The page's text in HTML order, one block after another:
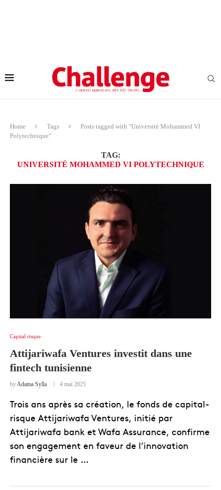
Home Tags
Posts tagged with "Université Mohammed VI
Polytechnique"
TAG:
UNIVERSITÉ MOHAMMED VI POLYTECHNIQUE
Capital risque
Attijariwafa Ventures investit dans une
fintech tunisienne
byAdama Sylla 4 mai 2025
Trois ans après sa création, le fonds de capital-
risque Attijariwafa Ventures, initié par
Attijariwafa bank et Wafa Assurance, confirme
son engagement en faveur de l’innovation
financière sur le …